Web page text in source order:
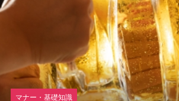
マナー・基礎知識